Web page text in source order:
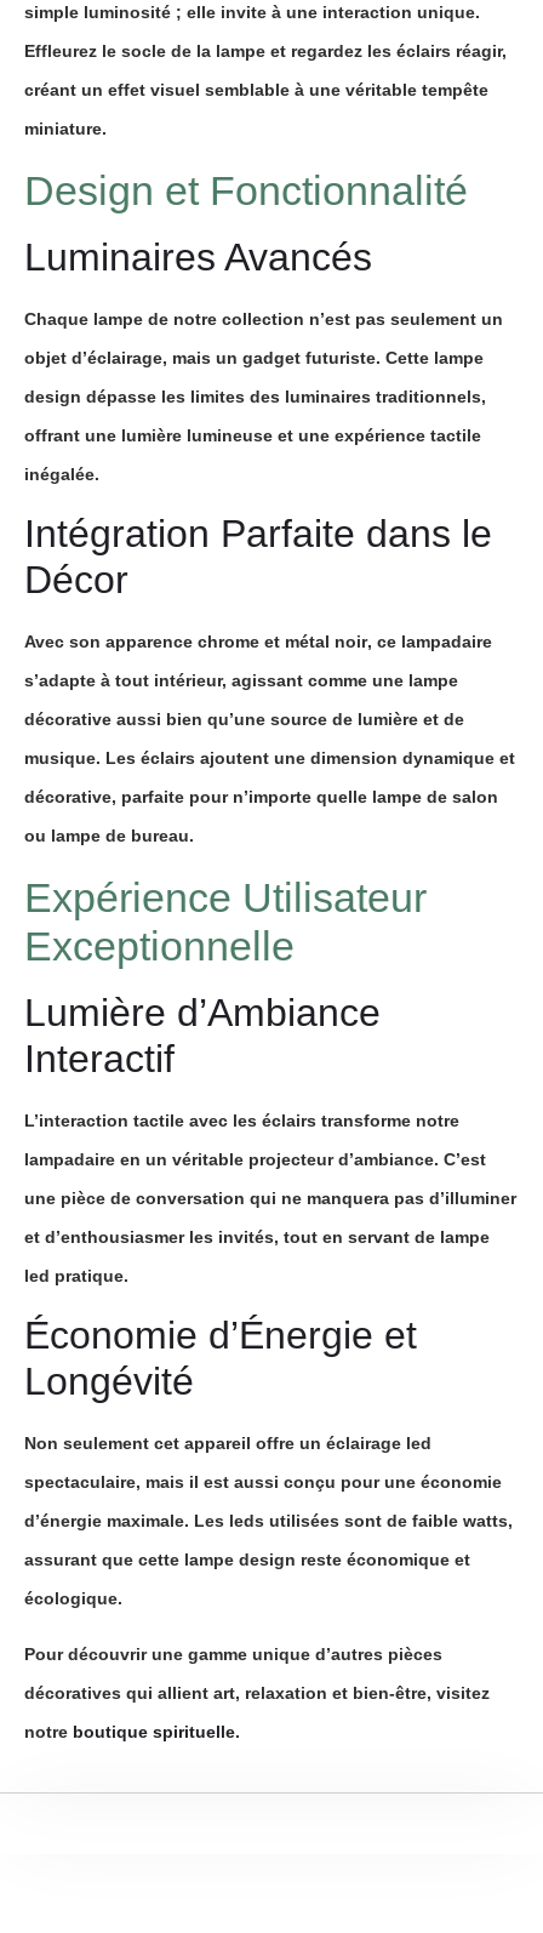
simple luminosité ; elle invite à une interaction unique.
Effleurez le socle de la lampe et regardez les éclairs réagir,
créant un effet visuel semblable à une véritable tempête
miniature.
Design et Fonctionnalité
Luminaires Avancés
Chaque lampe de notre collection n’est pas seulement un
objet d’éclairage, mais un gadget futuriste. Cette lampe
design dépasse les limites des luminaires traditionnels,
offrant une lumière lumineuse et une expérience tactile
inégalée.
Intégration Parfaite dans le
Décor
Avec son apparence chrome et métal noir, ce lampadaire
s’adapte à tout intérieur, agissant comme une lampe
décorative aussi bien qu’une source de lumière et de
musique. Les éclairs ajoutent une dimension dynamique et
décorative, parfaite pour n’importe quelle lampe de salon
ou lampe de bureau.
Expérience Utilisateur
Exceptionnelle
Lumière d’Ambiance
Interactif
L’interaction tactile avec les éclairs transforme notre
lampadaire en un véritable projecteur d’ambiance. C’est
une pièce de conversation qui ne manquera pas d’illuminer
et d’enthousiasmer les invités, tout en servant de lampe
led pratique.
Économie d’Énergie et
Longévité
Non seulement cet appareil offre un éclairage led
spectaculaire, mais il est aussi conçu pour une économie
d’énergie maximale. Les leds utilisées sont de faible watts,
assurant que cette lampe design reste économique et
écologique.
Pour découvrir une gamme unique d’autres pièces
décoratives qui allient art, relaxation et bien-être, visitez
notre boutique spirituelle.